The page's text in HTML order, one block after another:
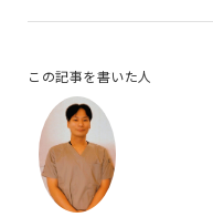
この記事を書いた人